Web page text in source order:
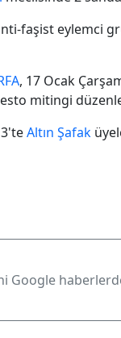
faşist eylemci
, 17 Ocak
mitingi
Altın Şafak
Google